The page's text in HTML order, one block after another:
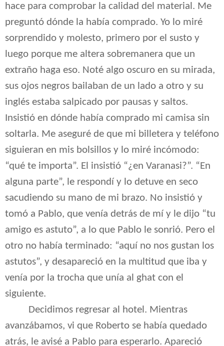
hace para comprobar la calidad del material. Me
preguntó dónde la había comprado. Yo lo miré
sorprendido y molesto, primero por el susto y
luego porque me altera sobremanera que un
extraño haga eso. Noté algo oscuro en su mirada,
sus ojos negros bailaban de un lado a otro y su
inglés estaba salpicado por pausas y saltos.
Insistió en dónde había comprado mi camisa sin
soltarla. Me aseguré de que mi billetera y teléfono
siguieran en mis bolsillos y lo miré incómodo:
“qué te importa”. El insistió “¿en Varanasi?”. “En
alguna parte”, le respondí y lo detuve en seco
sacudiendo su mano de mi brazo. No insistió y
tomó a Pablo, que venía detrás de mí y le dijo “tu
amigo es astuto”, a lo que Pablo le sonrió. Pero el
otro no había terminado: “aquí no nos gustan los
astutos”, y desapareció en la multitud que iba y
venía por la trocha que unía al ghat con el
siguiente.
Decidimos regresar al hotel. Mientras
avanzábamos, vi que Roberto se había quedado
atrás, le avisé a Pablo para esperarlo. Apareció